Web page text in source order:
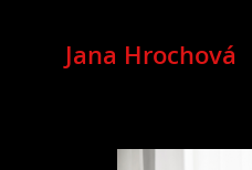
Jana Hrochová
MEZZOSOPRANO